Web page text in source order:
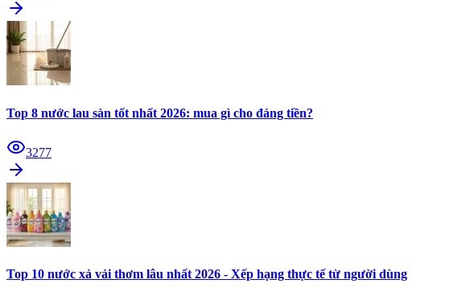
Top 8 nước lau sàn tốt nhất 2026: mua gì cho đáng tiền?
3277
Top 10 nước xả vải thơm lâu nhất 2026 - Xếp hạng thực tế từ người dùng